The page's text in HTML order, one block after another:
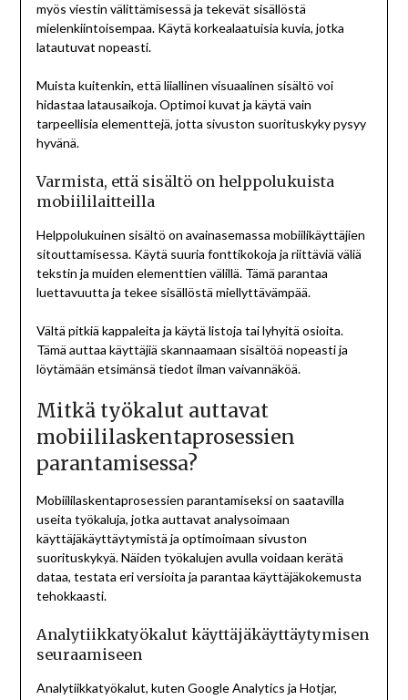
myös viestin välittämisessä ja tekevät sisällöstä
mielenkiintoisempaa. Käytä korkealaatuisia kuvia, jotka
latautuvat nopeasti.
Muista kuitenkin, että liiallinen visuaalinen sisältö voi
hidastaa latausaikoja. Optimoi kuvat ja käytä vain
tarpeellisia elementtejä, jotta sivuston suorituskyky pysyy
hyvänä.
Varmista, että sisältö on helppolukuista
mobiililaitteilla
Helppolukuinen sisältö on avainasemassa mobiilikäyttäjien
sitouttamisessa. Käytä suuria fonttikokoja ja riittäviä väliä
tekstin ja muiden elementtien välillä. Tämä parantaa
luettavuutta ja tekee sisällöstä miellyttävämpää.
Vältä pitkiä kappaleita ja käytä listoja tai lyhyitä osioita.
Tämä auttaa käyttäjiä skannaamaan sisältöä nopeasti ja
löytämään etsimänsä tiedot ilman vaivannäköä.
Mitkä työkalut auttavat
mobiililaskentaprosessien
parantamisessa?
Mobiililaskentaprosessien parantamiseksi on saatavilla
useita työkaluja, jotka auttavat analysoimaan
käyttäjäkäyttäytymistä ja optimoimaan sivuston
suorituskykyä. Näiden työkalujen avulla voidaan kerätä
dataa, testata eri versioita ja parantaa käyttäjäkokemusta
tehokkaasti.
Analytiikkatyökalut käyttäjäkäyttäytymisen
seuraamiseen
Analytiikkatyökalut, kuten Google Analytics ja Hotjar,